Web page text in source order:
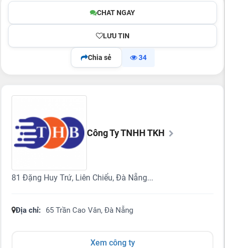
CHAT NGAY
LƯU TIN
Chia sẻ 34
Công Ty TNHH TKH
81 Đặng Huy Trứ, Liên Chiểu, Đà Nẵng...
Địa chỉ: 65 Trần Cao Vân, Đà Nẵng
Xem công ty